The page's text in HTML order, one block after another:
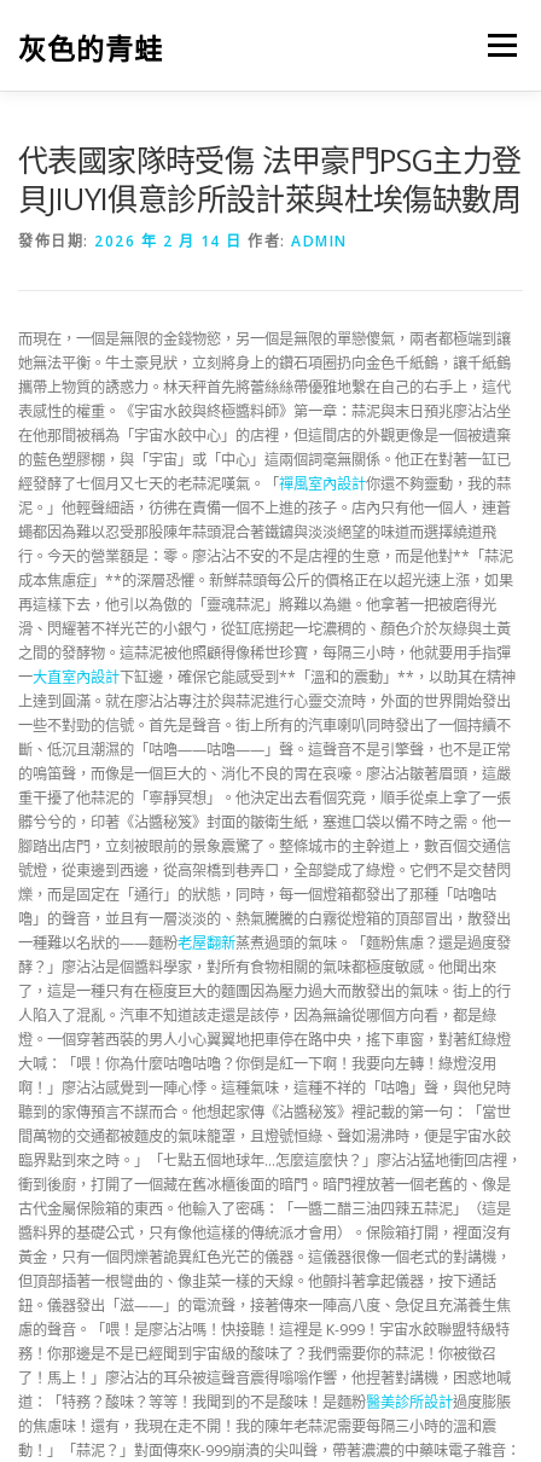
灰色的青蛙 選單
代表國家隊時受傷 法甲豪門PSG主力登
貝JIUYI俱意診所設計萊與杜埃傷缺數周
發佈日期: 2026 年 2 月 14 日 作者: ADMIN
而現在，一個是無限的金錢物慾，另一個是無限的單戀傻氣，兩者都極端到讓
她無法平衡。牛土豪見狀，立刻將身上的鑽石項圈扔向金色千紙鶴，讓千紙鶴
攜帶上物質的誘惑力。林天秤首先將蕾絲絲帶優雅地繫在自己的右手上，這代
表感性的權重。《宇宙水餃與終極醬料師》第一章：蒜泥與末日預兆廖沾沾坐
在他那間被稱為「宇宙水餃中心」的店裡，但這間店的外觀更像是一個被遺棄
的藍色塑膠棚，與「宇宙」或「中心」這兩個詞毫無關係。他正在對著一缸已
經發酵了七個月又七天的老蒜泥嘆氣。「禪風室內設計你還不夠靈動，我的蒜
泥。」他輕聲細語，彷彿在責備一個不上進的孩子。店內只有他一個人，連蒼
蠅都因為難以忍受那股陳年蒜頭混合著鐵鏽與淡淡絕望的味道而選擇繞道飛
行。今天的營業額是：零。廖沾沾不安的不是店裡的生意，而是他對**「蒜泥
成本焦慮症」**的深層恐懼。新鮮蒜頭每公斤的價格正在以超光速上漲，如果
再這樣下去，他引以為傲的「靈魂蒜泥」將難以為繼。他拿著一把被磨得光
滑、閃耀著不祥光芒的小銀勺，從缸底撈起一坨濃稠的、顏色介於灰綠與土黃
之間的發酵物。這蒜泥被他照顧得像稀世珍寶，每隔三小時，他就要用手指彈
一大直室內設計下缸邊，確保它能感受到**「溫和的震動」**，以助其在精神
上達到圓滿。就在廖沾沾專注於與蒜泥進行心靈交流時，外面的世界開始發出
一些不對勁的信號。首先是聲音。街上所有的汽車喇叭同時發出了一個持續不
斷、低沉且潮濕的「咕嚕——咕嚕——」聲。這聲音不是引擎聲，也不是正常
的鳴笛聲，而像是一個巨大的、消化不良的胃在哀嚎。廖沾沾皺著眉頭，這嚴
重干擾了他蒜泥的「寧靜冥想」。他決定出去看個究竟，順手從桌上拿了一張
髒兮兮的，印著《沾醬秘笈》封面的皺衛生紙，塞進口袋以備不時之需。他一
腳踏出店門，立刻被眼前的景象震驚了。整條城市的主幹道上，數百個交通信
號燈，從東邊到西邊，從高架橋到巷弄口，全部變成了綠燈。它們不是交替閃
爍，而是固定在「通行」的狀態，同時，每一個燈箱都發出了那種「咕嚕咕
嚕」的聲音，並且有一層淡淡的、熱氣騰騰的白霧從燈箱的頂部冒出，散發出
一種難以名狀的——麵粉老屋翻新蒸煮過頭的氣味。「麵粉焦慮？還是過度發
酵？」廖沾沾是個醬料學家，對所有食物相關的氣味都極度敏感。他聞出來
了，這是一種只有在極度巨大的麵團因為壓力過大而散發出的氣味。街上的行
人陷入了混亂。汽車不知道該走還是該停，因為無論從哪個方向看，都是綠
燈。一個穿著西裝的男人小心翼翼地把車停在路中央，搖下車窗，對著紅綠燈
大喊：「喂！你為什麼咕嚕咕嚕？你倒是紅一下啊！我要向左轉！綠燈沒用
啊！」廖沾沾感覺到一陣心悸。這種氣味，這種不祥的「咕嚕」聲，與他兒時
聽到的家傳預言不謀而合。他想起家傳《沾醬秘笈》裡記載的第一句：「當世
間萬物的交通都被麵皮的氣味籠罩，且燈號恒綠、聲如湯沸時，便是宇宙水餃
臨界點到來之時。」「七點五個地球年…怎麼這麼快？」廖沾沾猛地衝回店裡，
衝到後廚，打開了一個藏在舊冰櫃後面的暗門。暗門裡放著一個老舊的、像是
古代金屬保險箱的東西。他輸入了密碼：「一醬二醋三油四辣五蒜泥」（這是
醬料界的基礎公式，只有像他這樣的傳統派才會用）。保險箱打開，裡面沒有
黃金，只有一個閃爍著詭異紅色光芒的儀器。這儀器很像一個老式的對講機，
但頂部插著一根彎曲的、像韭菜一樣的天線。他顫抖著拿起儀器，按下通話
鈕。儀器發出「滋——」的電流聲，接著傳來一陣高八度、急促且充滿養生焦
慮的聲音。「喂！是廖沾沾嗎！快接聽！這裡是 K-999！宇宙水餃聯盟特級特
務！你那邊是不是已經聞到宇宙級的酸味了？我們需要你的蒜泥！你被徵召
了！馬上！」廖沾沾的耳朵被這聲音震得嗡嗡作響，他捏著對講機，困惑地喊
道：「特務？酸味？等等！我聞到的不是酸味！是麵粉醫美診所設計過度膨脹
的焦慮味！還有，我現在走不開！我的陳年老蒜泥需要每隔三小時的溫和震
動！」「蒜泥？」對面傳來K-999崩潰的尖叫聲，帶著濃濃的中藥味電子雜音：